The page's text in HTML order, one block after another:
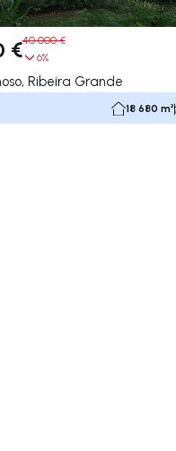
€40 000 €
6%
Ribeira Grande
18 680 m²